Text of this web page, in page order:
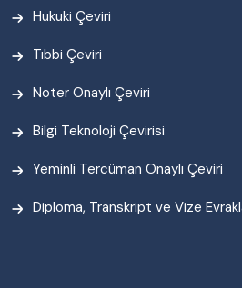
Hukuki Çeviri
Tıbbi Çeviri
Noter Onaylı Çeviri
Bilgi Teknoloji Çevirisi
Yeminli Tercüman Onaylı Çeviri
Diploma, Transkript ve Vize